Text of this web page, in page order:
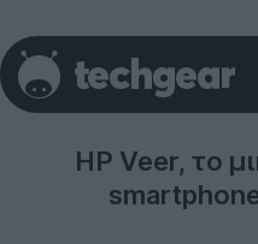
HP Veer, το